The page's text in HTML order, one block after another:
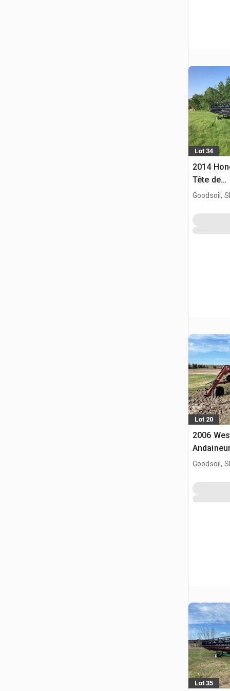
Lot 34
2014
Tête de
Goodsoil,
Lot 20
2006
Goodsoil,
Lot 35